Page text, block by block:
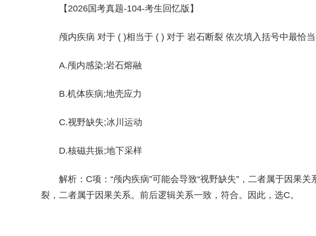
【2026国考真题-104-考生回忆版】
颅内疾病 对于 ( )相当于 ( ) 对于 岩石断裂 依次填入括号中最恰当
A.颅内感染;岩石熔融
B.机体疾病;地壳应力
C.视野缺失;冰川运动
D.核磁共振;地下采样
解析：C项：“颅内疾病”可能会导致“视野缺失”，二者属于因果关
裂，二者属于因果关系。前后逻辑关系一致，符合。因此，选C。